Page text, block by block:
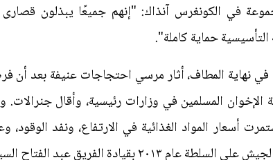
في الكونغرس آنذاك: "إنهم جميعًا يبذلون
حماية كاملة".
في نهاية المطاف، أثار مرسي احتجاجات عنيفة بعد
الإخوان المسلمين في وزارات رئيسية، وأقال
أسعار المواد الغذائية في الارتفاع، ونفد الوقود،
٢٠١٣ بقيادة الفريق عبد الفتاح السيسي، رئيس مصر الحالي.